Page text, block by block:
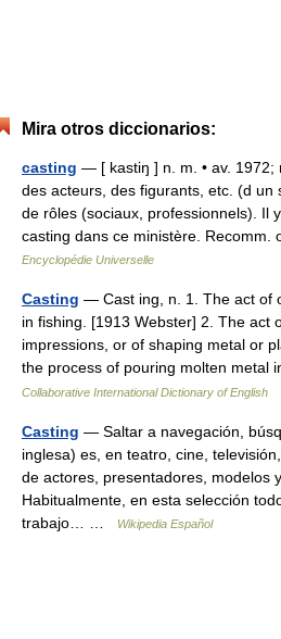
Mira otros diccionarios:
casting — [ kastiŋ ] n. m. • av. 1972;
des acteurs, des figurants, etc. (d un
de rôles (sociaux, professionnels). Il
casting dans ce ministère.
Encyclopédie Universelle
Casting — Cast ing, n. 1. The act of
in fishing. [1913 Webster] 2. The act
impressions, or of shaping metal or
the process of pouring molten
Collaborative International Dictionary of English
Casting — Saltar a navegación,
inglesa) es, en teatro, cine,
de actores, presentadores, modelos
Habitualmente, en esta selección
trabajo… …
Wikipedia Español